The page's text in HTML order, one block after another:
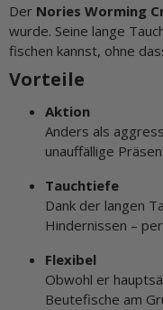
Der Nories Worming
wurde. Seine lange
fischen kannst, ohne
Vorteile
Aktion
Anders als
unauffällige
Tauchtiefe
Dank der langen
Hindernissen –
Flexibel
Obwohl er
Beutefische am